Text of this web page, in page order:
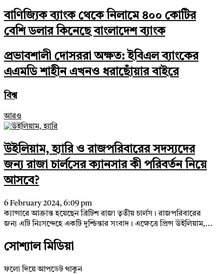
বাণিজ্যিক ব্যাংক থেকে নিলামে ৪০০ কোটির
বেশি ডলার কিনেছে বাংলাদেশ ব্যাংক
প্রভাবশালী দোসররা অক্ষত: ইবিএল ব্যাংকের
এএমডি শাহীন এখনও ধরাছোঁয়ার বাইরে
বিশ্ব
আরও
উইলিয়াম, হ্যারি ও রাজপরিবারের সদস্যদের
জন্য রাজা চার্লসের ক্যানসার কী পরিবর্তন নিয়ে
আসবে?
6 February 2024, 6:09 pm
ক্যান্সারে আক্রান্ত হয়েছেন ব্রিটিশ রাজা তৃতীয় চার্লস। রাজপরিবারের
জন্য এটি নিঃসন্দেহে একটি দুশ্চিন্তার সংবাদ। এক্ষেত্রে প্রিন্স উইলিয়াম,...
সোশ্যাল মিডিয়া
ফলো দিয়ে আপডেট থাকুন